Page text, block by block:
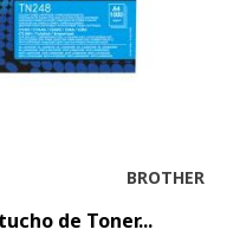
BROTHER
de Toner...